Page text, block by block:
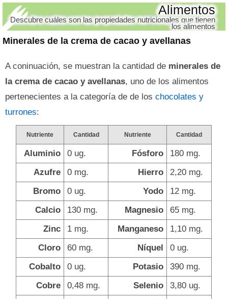
Minerales de la crema de cacao y avellanas
Alimentos
Descubre cuáles son las propiedades nutricionales que tienen
los alimentos
A coninuación, se muestran la cantidad de minerales de
la crema de cacao y avellanas, uno de los alimentos
pertenecientes a la categoría de de los chocolates y
turrones:
Nutriente Cantidad Nutriente Cantidad
Aluminio 0 ug. Fósforo
180 mg.
Azufre
0 mg. Hierro
2,20 mg.
Bromo
0 ug. Yodo
12 mg.
Calcio
130 mg. Magnesio
65 mg.
Zinc
1 mg. Manganeso
1,10 mg.
Cloro
60 mg. Níquel
0 ug.
Cobalto
0 ug. Potasio
390 mg.
Cobre
0,48 mg. Selenio
3,80 ug.